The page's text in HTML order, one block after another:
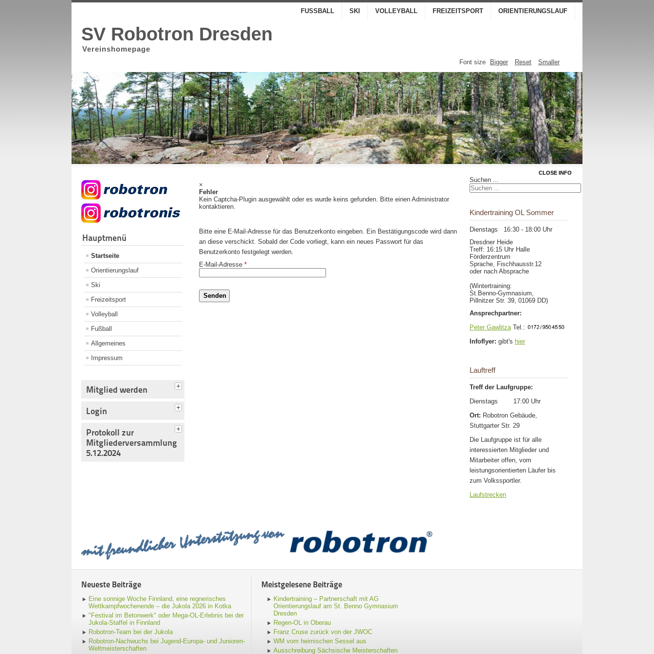
SV Robotron Dresden
Vereinshomepage
FUSSBALL SKI VOLLEYBALL FREIZEITSPORT ORIENTIERUNGSLAUF
Font size Bigger Reset Smaller
Hauptmenü
Startseite
Orientierungslauf
Ski
Freizeitsport
Volleyball
Fußball
Allgemeines
Impressum
Mitglied werden
Login
Protokoll zur
Mitgliederversammlung
5.12.2024
×
Fehler
Kein Captcha-Plugin ausgewählt oder es wurde keins gefunden. Bitte einen Administrator
kontaktieren.
Bitte eine E-Mail-Adresse für das Benutzerkonto eingeben. Ein Bestätigungscode wird dann
an diese verschickt. Sobald der Code vorliegt, kann ein neues Passwort für das
Benutzerkonto festgelegt werden.
E-Mail-Adresse *
Senden
CLOSE INFO
Suchen ...
Kindertraining OL Sommer
Dienstags 16:30 - 18:00 Uhr
Dresdner Heide
Treff: 16:15 Uhr Halle
Förderzentrum
Sprache, Fischhausstr.12
oder nach Absprache
(Wintertraining:
St.Benno-Gymnasium,
Pillnitzer Str. 39, 01069 DD)
Ansprechpartner:
Peter GawlitzaTel.:
Infoflyer: gibt's hier
Lauftreff
Treff der Laufgruppe:
Dienstags 17:00 Uhr
Ort: Robotron Gebäude,
Stuttgarter Str. 29
Die Laufgruppe ist für alle
interessierten Mitglieder und
Mitarbeiter offen, vom
leistungsorientierten Läufer bis
zum Volkssportler.
Laufstrecken
Neueste Beiträge
Eine sonnige Woche Finnland, eine regnerisches
Wettkampfwochenende – die Jukola 2026 in Kotka
"Festival im Betonwerk" oder Mega-OL-Erlebnis bei der
Jukola-Staffel in Finnland
Robotron-Team bei der Jukola
Robotron-Nachwuchs bei Jugend-Europa- und Junioren-
Weltmeisterschaften
Meistgelesene Beiträge
Kindertraining – Partnerschaft mit AG
Orientierungslauf am St. Benno Gymnasium
Dresden
Regen-OL in Oberau
Franz Cruse zurück von der JWOC
WM vom heimischen Sessel aus
Ausschreibung Sächsische Meisterschaften